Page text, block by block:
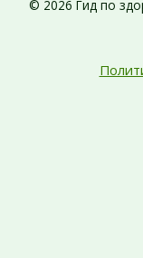
© 2026 Гид по